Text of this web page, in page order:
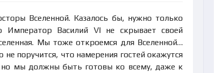
Вселенной. Казалось бы, нужно только
Император Василий VI не скрывает своей
Мы тоже откроемся для Вселенной…
поручится, что намерения гостей окажутся
мы должны быть готовы ко всему, даже к